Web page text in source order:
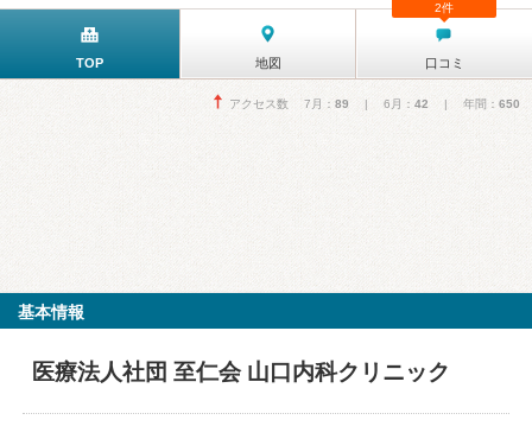
TOP 地図 口コミ
2件
アクセス数 7月： 89 | 6月： 42 | 年間： 650
基本情報
医療法人社団 至仁会 山口内科クリニック